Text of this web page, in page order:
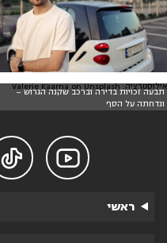
תבעה זכויות בדירה וברכב שקנה הגרוש –
ונדחתה על הסף
אילוסטרציה: Valerie Kaarna on Unsplash


ראשי